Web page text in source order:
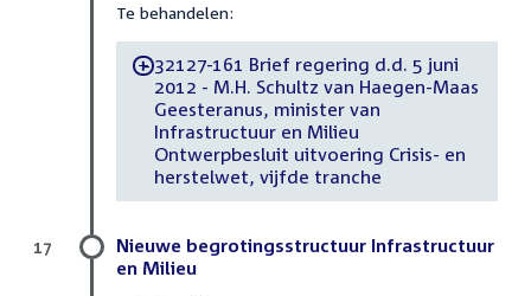
Te behandelen:
-32127-161 Brief regering d.d. 5 juni
2012 - M.H. Schultz van Haegen-Maas
Geesteranus, minister van
Infrastructuur en Milieu
Ontwerpbesluit uitvoering Crisis- en
herstelwet, vijfde tranche
Nieuwe begrotingsstructuur Infrastructuur
en Milieu
17